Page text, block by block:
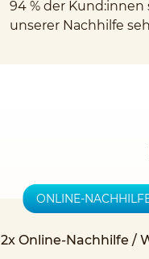
94 % der
unserer Nachhilfe
ONLINE-
2x Online-Nachhilfe /